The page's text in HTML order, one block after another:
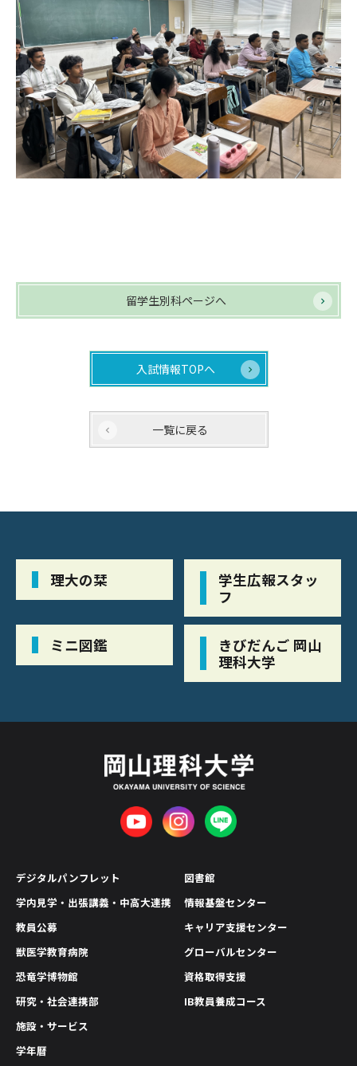
留学生別科ページへ
入試情報TOPへ
一覧に戻る
理大の栞
学生広報スタッ
フ
ミニ図鑑
きびだんご 岡山
理科大学
デジタルパンフレット
学内見学・出張講義・中高大連携
教員公募
獣医学教育病院
恐竜学博物館
研究・社会連携部
図書館
情報基盤センター
キャリア支援センター
グローバルセンター
資格取得支援
IB教員養成コース
施設・サービス
学年暦